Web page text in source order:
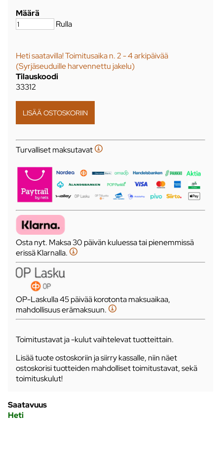
Määrä
Rulla
Heti saatavilla! Toimitusaika n. 2 - 4 arkipäivää
(Syrjäseuduille harvennettu jakelu)
Tilauskoodi
33312
Turvalliset maksutavat
Osta nyt. Maksa 30 päivän kuluessa tai pienemmissä
erissä Klarnalla.
OP-Laskulla 45 päivää korotonta maksuaikaa,
mahdollisuus erämaksuun.
Toimitustavat ja -kulut vaihtelevat tuotteittain.
Lisää tuote ostoskoriin ja siirry kassalle, niin näet
ostoskorisi tuotteiden mahdolliset toimitustavat, sekä
toimituskulut!
Saatavuus
Heti